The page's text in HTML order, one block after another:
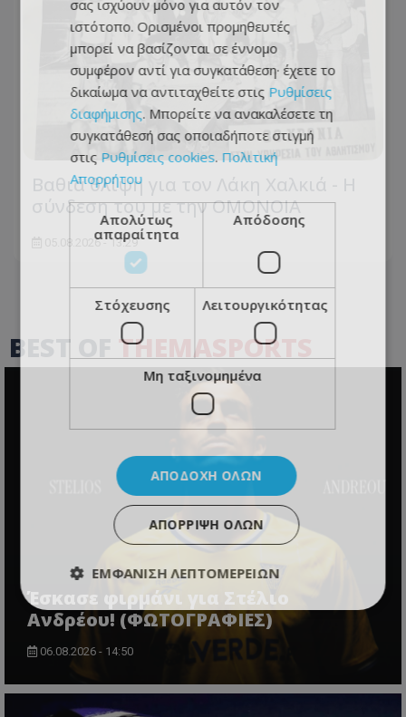
Βαθιά θλίψη για τον Λάκη Χαλκιά - Η
σύνδεση του με την ΟΜΟΝΟΙΑ
05.08.2026 - 13:29
BEST OF THEMASPORTS
Έσκασε φιρμάνι για Στέλιο
Ανδρέου! (ΦΩΤΟΓΡΑΦΙΕΣ)
06.08.2026 - 14:50
σας ισχύουν μόνο για αυτόν τον
ιστότοπο. Ορισμένοι προμηθευτές
μπορεί να βασίζονται σε έννομο
συμφέρον αντί για συγκατάθεση· έχετε το
δικαίωμα να αντιταχθείτε στις Ρυθμίσεις
διαφήμισης. Μπορείτε να ανακαλέσετε τη
συγκατάθεσή σας οποιαδήποτε στιγμή
στις Ρυθμίσεις cookies. Πολιτική
Απορρήτου
Απολύτως
απαραίτητα
Απόδοσης
Στόχευσης Λειτουργικότητας
Μη ταξινομημένα
ΑΠΟΔΟΧΉ ΌΛΩΝ
ΑΠΌΡΡΙΨΗ ΌΛΩΝ
ΕΜΦΆΝΙΣΗ ΛΕΠΤΟΜΕΡΕΙΏΝ